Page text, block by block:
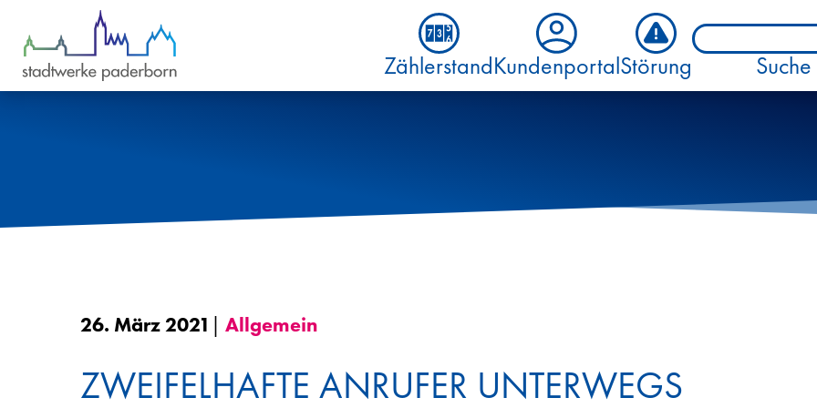
Zum Inhalt springen
ZählerstandKundenportalStörung Suche
26. März 2021 | Allgemein
ZWEIFELHAFTE ANRUFER UNTERWEGS